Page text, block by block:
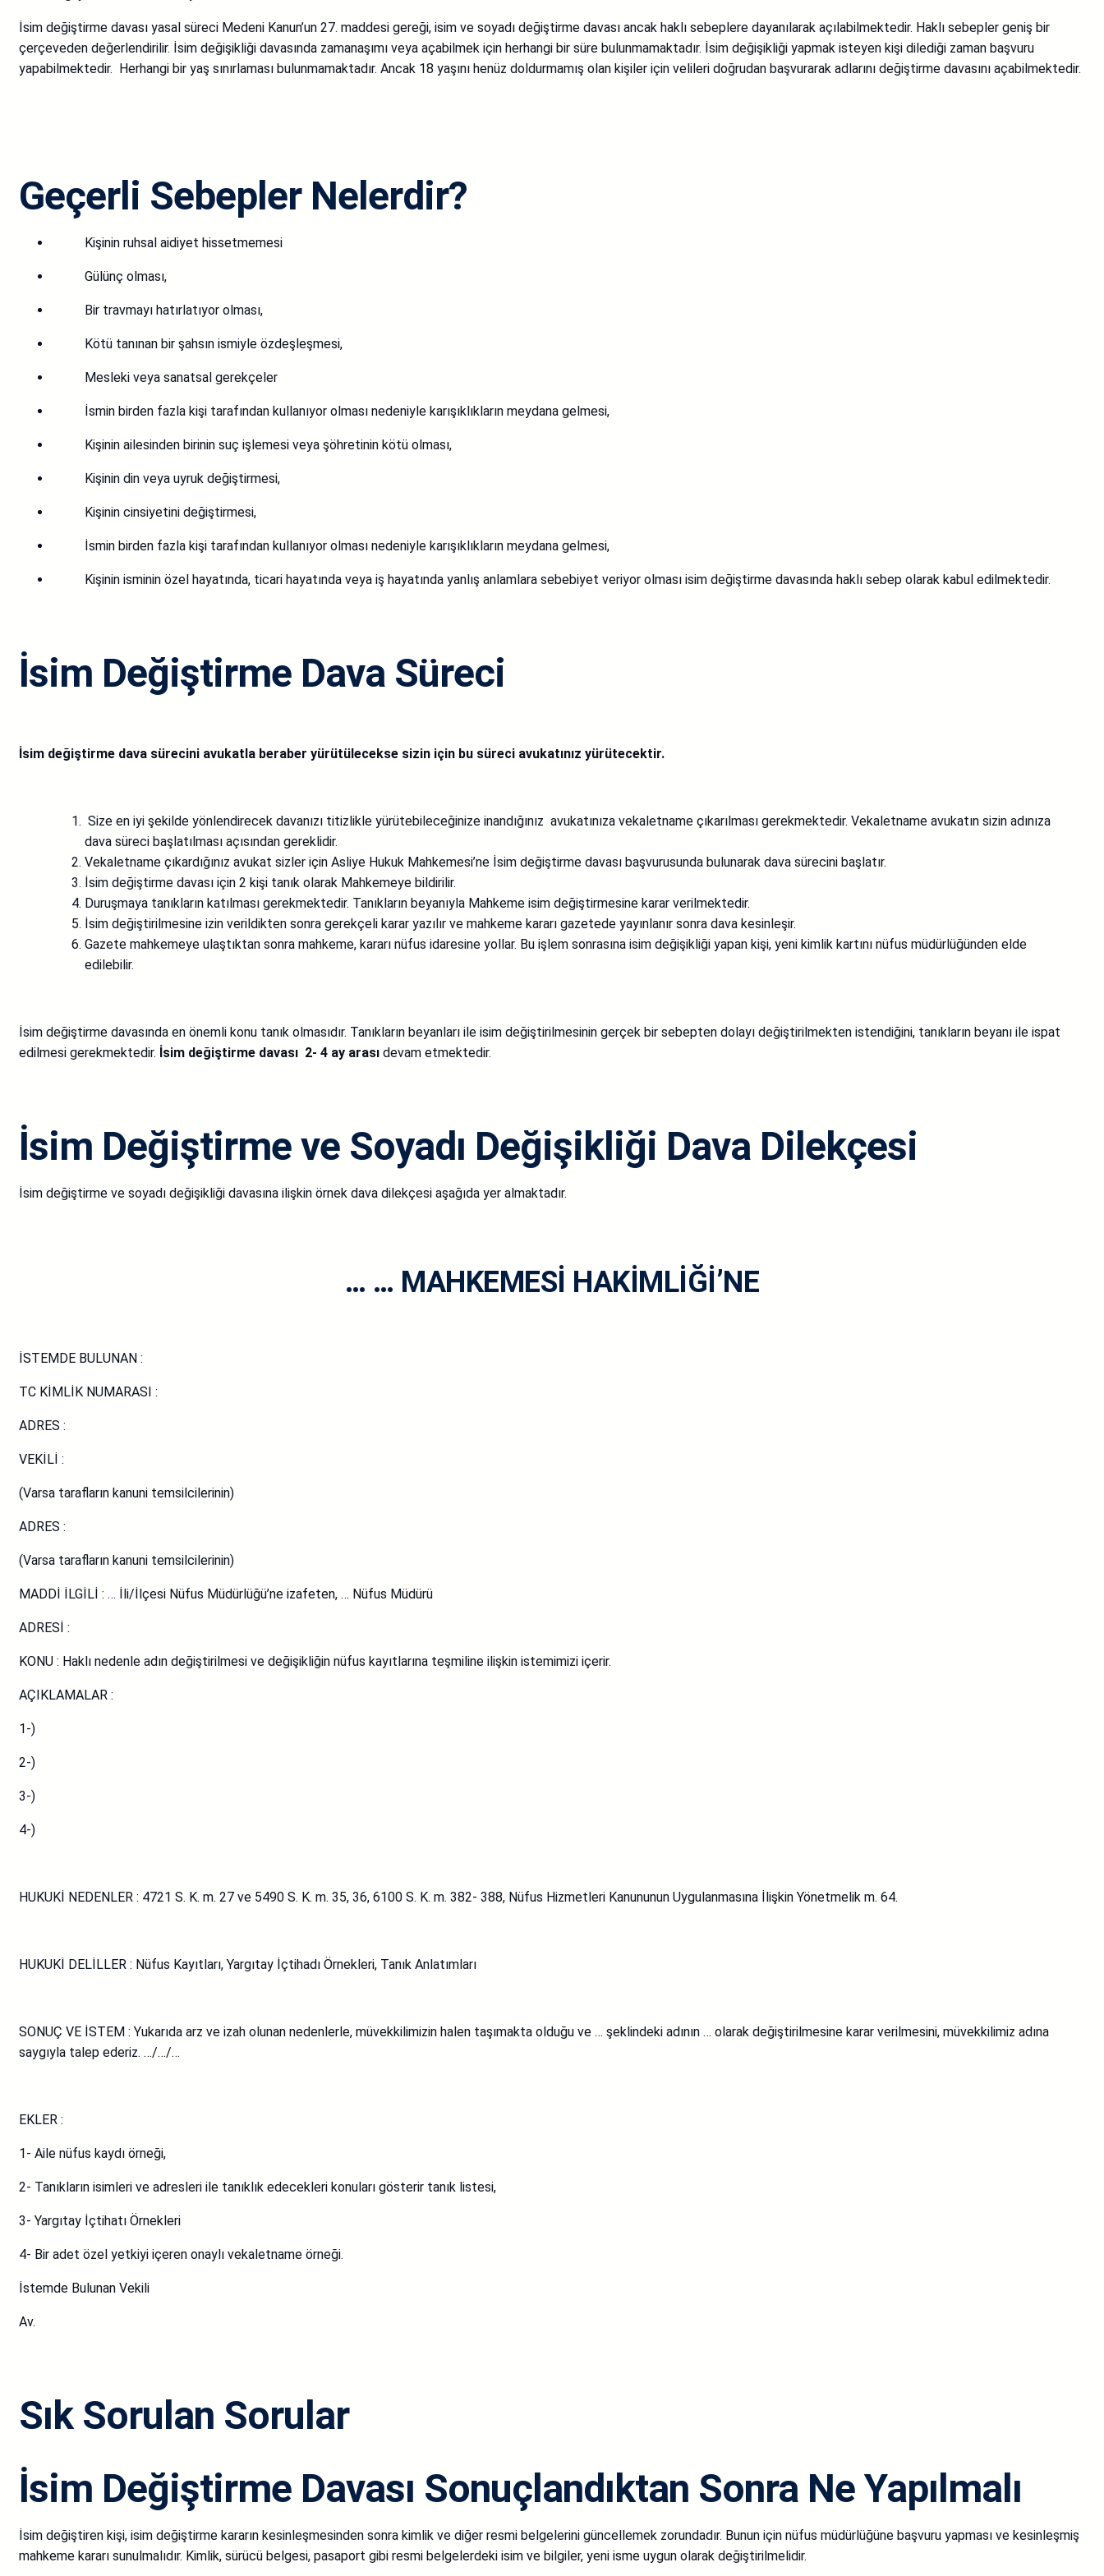
İsim değiştirme davası yasal süreci Medeni Kanun’un 27. maddesi gereği, isim ve soyadı değiştirme davası ancak haklı sebeplere dayanılarak açılabilmektedir. Haklı sebepler geniş bir
çerçeveden değerlendirilir. İsim değişikliği davasında zamanaşımı veya açabilmek için herhangi bir süre bulunmamaktadır. İsim değişikliği yapmak isteyen kişi dilediği zaman başvuru
yapabilmektedir. Herhangi bir yaş sınırlaması bulunmamaktadır. Ancak 18 yaşını henüz doldurmamış olan kişiler için velileri doğrudan başvurarak adlarını değiştirme davasını açabilmektedir.
Geçerli Sebepler Nelerdir?
Kişinin ruhsal aidiyet hissetmemesi
Gülünç olması,
Bir travmayı hatırlatıyor olması,
Kötü tanınan bir şahsın ismiyle özdeşleşmesi,
Mesleki veya sanatsal gerekçeler
İsmin birden fazla kişi tarafından kullanıyor olması nedeniyle karışıklıkların meydana gelmesi,
Kişinin ailesinden birinin suç işlemesi veya şöhretinin kötü olması,
Kişinin din veya uyruk değiştirmesi,
Kişinin cinsiyetini değiştirmesi,
İsmin birden fazla kişi tarafından kullanıyor olması nedeniyle karışıklıkların meydana gelmesi,
Kişinin isminin özel hayatında, ticari hayatında veya iş hayatında yanlış anlamlara sebebiyet veriyor olması isim değiştirme davasında haklı sebep olarak kabul edilmektedir.
İsim Değiştirme Dava Süreci
İsim değiştirme dava sürecini avukatla beraber yürütülecekse sizin için bu süreci avukatınız yürütecektir.
Size en iyi şekilde yönlendirecek davanızı titizlikle yürütebileceğinize inandığınız avukatınıza vekaletname çıkarılması gerekmektedir. Vekaletname avukatın sizin adınıza
dava süreci başlatılması açısından gereklidir.
Vekaletname çıkardığınız avukat sizler için Asliye Hukuk Mahkemesi’ne İsim değiştirme davası başvurusunda bulunarak dava sürecini başlatır.
İsim değiştirme davası için 2 kişi tanık olarak Mahkemeye bildirilir.
Duruşmaya tanıkların katılması gerekmektedir. Tanıkların beyanıyla Mahkeme isim değiştirmesine karar verilmektedir.
İsim değiştirilmesine izin verildikten sonra gerekçeli karar yazılır ve mahkeme kararı gazetede yayınlanır sonra dava kesinleşir.
Gazete mahkemeye ulaştıktan sonra mahkeme, kararı nüfus idaresine yollar. Bu işlem sonrasına isim değişikliği yapan kişi, yeni kimlik kartını nüfus müdürlüğünden elde
edilebilir.
İsim değiştirme davasında en önemli konu tanık olmasıdır. Tanıkların beyanları ile isim değiştirilmesinin gerçek bir sebepten dolayı değiştirilmekten istendiğini, tanıkların beyanı ile ispat
edilmesi gerekmektedir. İsim değiştirme davası 2- 4 ay arası devam etmektedir.
İsim Değiştirme ve Soyadı Değişikliği Dava Dilekçesi
İsim değiştirme ve soyadı değişikliği davasına ilişkin örnek dava dilekçesi aşağıda yer almaktadır.
… … MAHKEMESİ HAKİMLİĞİ’NE
İSTEMDE BULUNAN :
TC KİMLİK NUMARASI :
ADRES :
VEKİLİ :
(Varsa tarafların kanuni temsilcilerinin)
ADRES :
(Varsa tarafların kanuni temsilcilerinin)
MADDİ İLGİLİ : … İli/İlçesi Nüfus Müdürlüğü’ne izafeten, … Nüfus Müdürü
ADRESİ :
KONU : Haklı nedenle adın değiştirilmesi ve değişikliğin nüfus kayıtlarına teşmiline ilişkin istemimizi içerir.
AÇIKLAMALAR :
1-)
2-)
3-)
4-)
HUKUKİ NEDENLER : 4721 S. K. m. 27 ve 5490 S. K. m. 35, 36, 6100 S. K. m. 382- 388, Nüfus Hizmetleri Kanununun Uygulanmasına İlişkin Yönetmelik m. 64.
HUKUKİ DELİLLER : Nüfus Kayıtları, Yargıtay İçtihadı Örnekleri, Tanık Anlatımları
SONUÇ VE İSTEM : Yukarıda arz ve izah olunan nedenlerle, müvekkilimizin halen taşımakta olduğu ve … şeklindeki adının … olarak değiştirilmesine karar verilmesini, müvekkilimiz adına
saygıyla talep ederiz. …/…/…
EKLER :
1- Aile nüfus kaydı örneği,
2- Tanıkların isimleri ve adresleri ile tanıklık edecekleri konuları gösterir tanık listesi,
3- Yargıtay İçtihatı Örnekleri
4- Bir adet özel yetkiyi içeren onaylı vekaletname örneği.
İstemde Bulunan Vekili
Av.
Sık Sorulan Sorular
İsim Değiştirme Davası Sonuçlandıktan Sonra Ne Yapılmalı
İsim değiştiren kişi, isim değiştirme kararın kesinleşmesinden sonra kimlik ve diğer resmi belgelerini güncellemek zorundadır. Bunun için nüfus müdürlüğüne başvuru yapması ve kesinleşmiş
mahkeme kararı sunulmalıdır. Kimlik, sürücü belgesi, pasaport gibi resmi belgelerdeki isim ve bilgiler, yeni isme uygun olarak değiştirilmelidir.